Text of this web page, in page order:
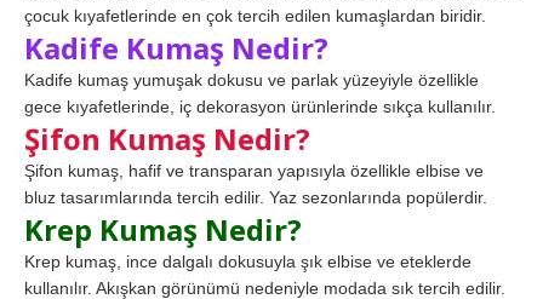
çocuk kıyafetlerinde en çok tercih edilen kumaşlardan biridir.
Kadife Kumaş Nedir?
Kadife kumaş yumuşak dokusu ve parlak yüzeyiyle özellikle
gece kıyafetlerinde, iç dekorasyon ürünlerinde sıkça kullanılır.
Şifon Kumaş Nedir?
Şifon kumaş, hafif ve transparan yapısıyla özellikle elbise ve
bluz tasarımlarında tercih edilir. Yaz sezonlarında popülerdir.
Krep Kumaş Nedir?
Krep kumaş, ince dalgalı dokusuyla şık elbise ve eteklerde
kullanılır. Akışkan görünümü nedeniyle modada sık tercih edilir.